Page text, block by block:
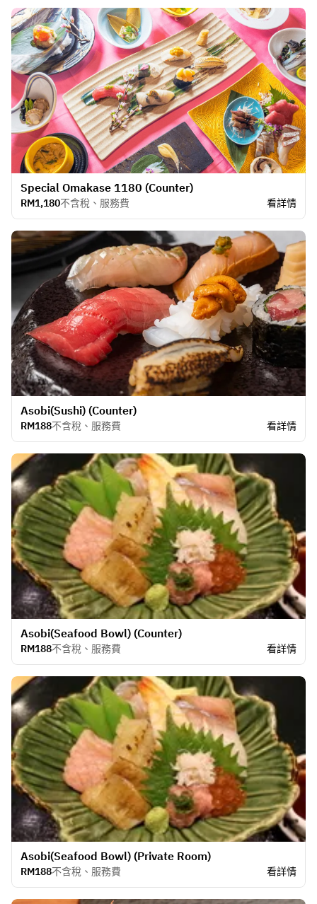
Special Omakase 1180 (Counter)
RM1,180不含稅、服務費 看詳情
Asobi(Sushi) (Counter)
RM188不含稅、服務費 看詳情
Asobi(Seafood Bowl) (Counter)
RM188不含稅、服務費 看詳情
Asobi(Seafood Bowl) (Private Room)
RM188不含稅、服務費 看詳情